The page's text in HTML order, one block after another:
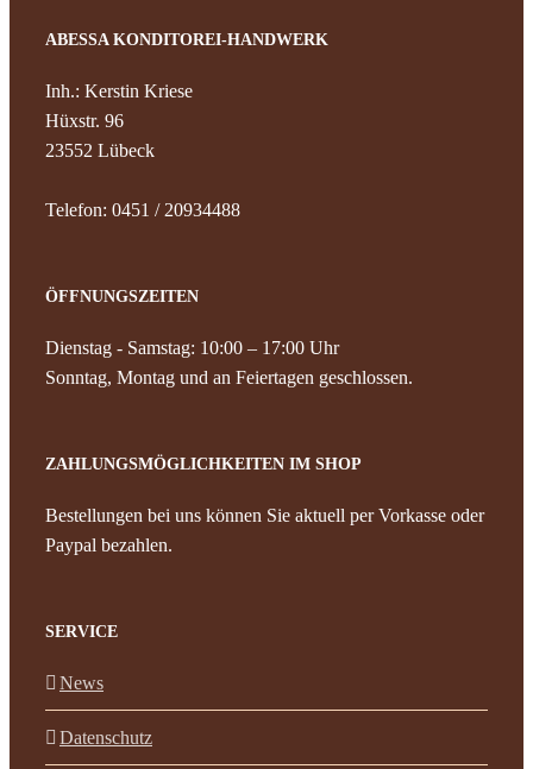
ABESSA KONDITOREI-HANDWERK
Inh.: Kerstin Kriese
Hüxstr. 96
23552 Lübeck
Telefon: 0451 / 20934488
ÖFFNUNGSZEITEN
Dienstag - Samstag: 10:00 – 17:00 Uhr
Sonntag, Montag und an Feiertagen geschlossen.
ZAHLUNGSMÖGLICHKEITEN IM SHOP
Bestellungen bei uns können Sie aktuell per Vorkasse oder
Paypal bezahlen.
SERVICE
News
Datenschutz